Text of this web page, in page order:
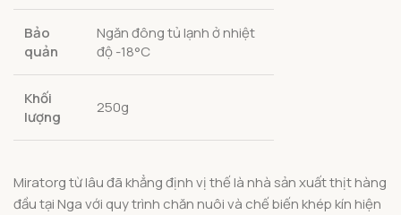
Bảo
quản
Ngăn đông tủ lạnh ở nhiệt
độ -18°C
Khối
lượng
250g
Miratorg từ lâu đã khẳng định vị thế là nhà sản xuất thịt hàng
đầu tại Nga với quy trình chăn nuôi và chế biến khép kín hiện